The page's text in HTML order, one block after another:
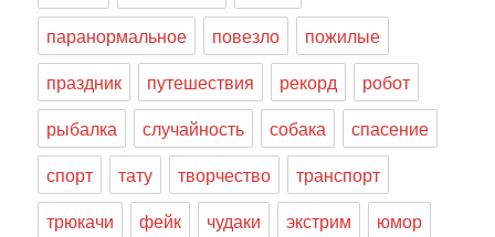
паранормальное
повезло
пожилые
праздник
путешествия рекорд
робот
рыбалка
случайность собака
спасение
спорт
тату творчество
транспорт
трюкачи
фейк чудаки экстрим юмор